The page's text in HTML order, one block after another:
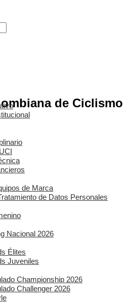
de Ciclismo
de Marca
de Datos Personales
Nacional 2026
Élites
Juveniles
Championship 2026
Challenger 2026